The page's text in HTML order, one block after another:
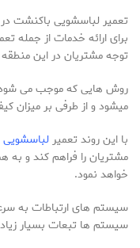
تعمیر لباسشویی باکنشت
برای ارائه خدمات از جمله
توجه مشتریان در این
روش هایی که موجب می شود
میشود و از طرفی بر میزان
با این روند تعمیرلباسشویی
مشتریان را فراهم کند و
خواهد نمود.
سیستم های ارتباطات به
سیستم ها تبعات بسیار